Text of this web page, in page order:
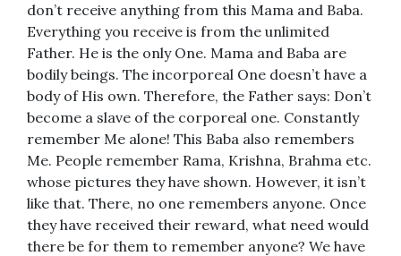
don’t receive anything from this Mama and Baba.
Everything you receive is from the unlimited
Father. He is the only One. Mama and Baba are
bodily beings. The incorporeal One doesn’t have a
body of His own. Therefore, the Father says: Don’t
become a slave of the corporeal one. Constantly
remember Me alone! This Baba also remembers
Me. People remember Rama, Krishna, Brahma etc.
whose pictures they have shown. However, it isn’t
like that. There, no one remembers anyone. Once
they have received their reward, what need would
there be for them to remember anyone? We have